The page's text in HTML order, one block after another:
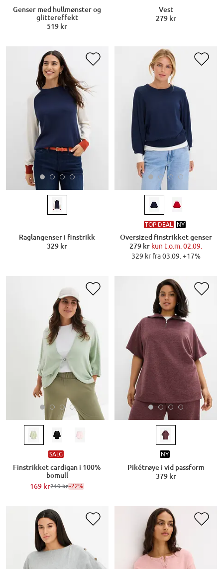
Genser med hullmønster og
glittereffekt
519 kr
Vest
279 kr
Raglangenser i finstrikk
329 kr
TOP DEAL NY
Oversized finstrikket genser
279 kr kun t.o.m. 02.09.
329 kr fra 03.09. +17%
SALG
Finstrikket cardigan i 100%
bomull
169 kr219 kr-22%
NY
Pikétrøye i vid passform
379 kr